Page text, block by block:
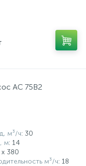
AC 75B2
м³/ч: 30
м: 14
х 380
м³/ч: 18